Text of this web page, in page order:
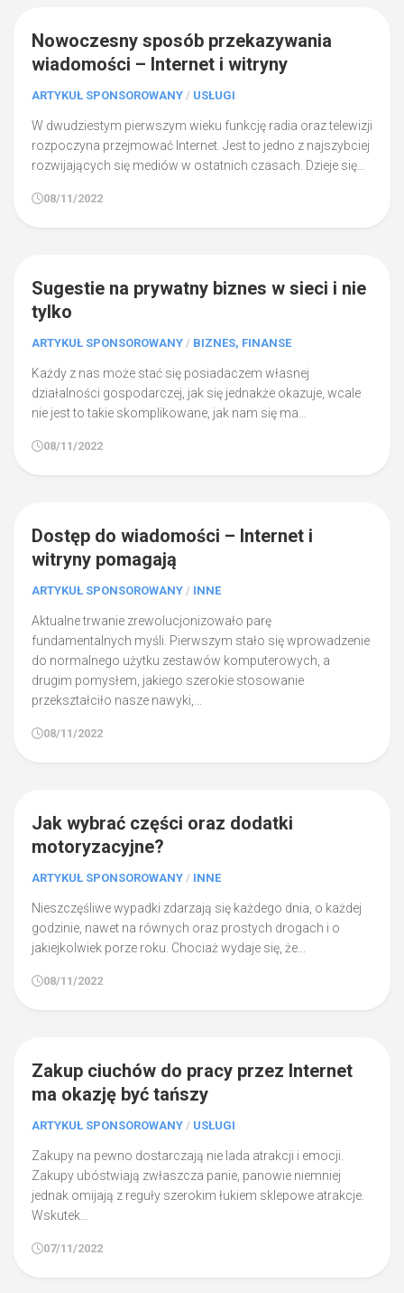
Nowoczesny sposób przekazywania
wiadomości – Internet i witryny
ARTYKUŁ SPONSOROWANY / USŁUGI
W dwudziestym pierwszym wieku funkcję radia oraz telewizji
rozpoczyna przejmować Internet. Jest to jedno z najszybciej
rozwijających się mediów w ostatnich czasach. Dzieje się...
08/11/2022
Sugestie na prywatny biznes w sieci i nie
tylko
ARTYKUŁ SPONSOROWANY / BIZNES, FINANSE
Każdy z nas może stać się posiadaczem własnej
działalności gospodarczej, jak się jednakże okazuje, wcale
nie jest to takie skomplikowane, jak nam się ma...
08/11/2022
Dostęp do wiadomości – Internet i
witryny pomagają
ARTYKUŁ SPONSOROWANY / INNE
Aktualne trwanie zrewolucjonizowało parę
fundamentalnych myśli. Pierwszym stało się wprowadzenie
do normalnego użytku zestawów komputerowych, a
drugim pomysłem, jakiego szerokie stosowanie
przekształciło nasze nawyki,...
08/11/2022
Jak wybrać części oraz dodatki
motoryzacyjne?
ARTYKUŁ SPONSOROWANY / INNE
Nieszczęśliwe wypadki zdarzają się każdego dnia, o każdej
godzinie, nawet na równych oraz prostych drogach i o
jakiejkolwiek porze roku. Chociaż wydaje się, że...
08/11/2022
Zakup ciuchów do pracy przez Internet
ma okazję być tańszy
ARTYKUŁ SPONSOROWANY / USŁUGI
Zakupy na pewno dostarczają nie lada atrakcji i emocji.
Zakupy ubóstwiają zwłaszcza panie, panowie niemniej
jednak omijają z reguły szerokim łukiem sklepowe atrakcje.
Wskutek...
07/11/2022